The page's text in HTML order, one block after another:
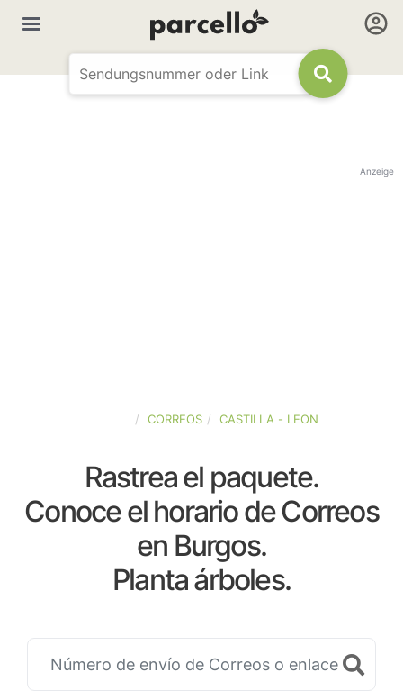
Anzeige
CORREOS CASTILLA - LEON
Rastrea el paquete.
Conoce el horario de Correos
en Burgos.
Planta árboles.